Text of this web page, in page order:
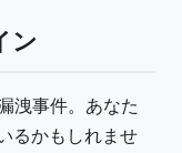
ン
洩事件。あなた
るかもしれませ